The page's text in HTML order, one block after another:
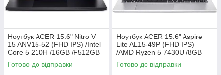
Ноутбук ACER 15.6" Nitro V
15 ANV15-52 (FHD IPS) /Intel
Core 5 210H /16GB /F512GB
/RTX5050-8GB /Lin (код
158439)
Готово до відправки
Ноутбук ACER 15.6" Aspire
Lite AL15-49P (FHD IPS)
/AMD Ryzen 5 7430U /8GB
/F512GB /AMD Graphics /Lin /
сріблястий (код 158438)
Готово до відправки